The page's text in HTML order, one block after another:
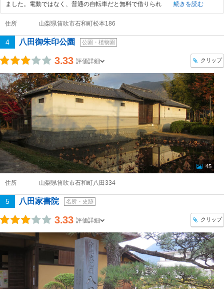
ました。電動ではなく、普通の自転車だと無料で借りられ
続きを読む
住所 山梨県笛吹市石和町松本186
4 八田御朱印公園 公園・植物園
3.33 評価詳細 クリップ
45
住所 山梨県笛吹市石和町八田334
5 八田家書院 名所・史跡
3.33 評価詳細 クリップ